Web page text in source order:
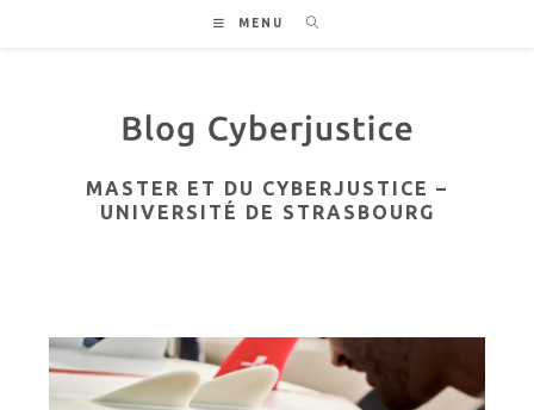
MENU
MASTER ET DU CYBERJUSTICE –
UNIVERSITÉ DE STRASBOURG